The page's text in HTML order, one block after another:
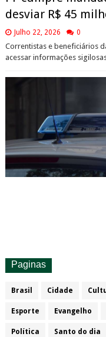
desviar R$ 45
Julho 22, 2026 0
Correntistas e beneficiários
acessar informações
Paginas
Brasil Cidade
Esporte Evangelho
Política Santo do dia